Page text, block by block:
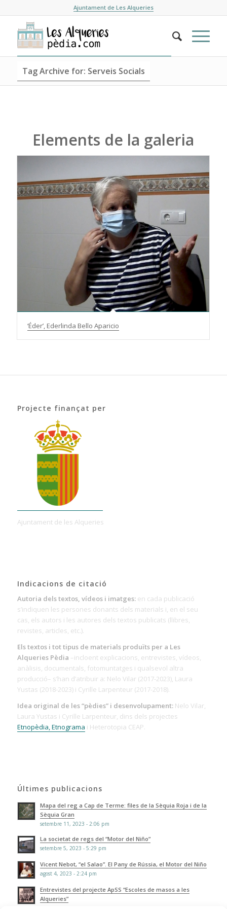
Ajuntament de Les Alqueries
Tag Archive for: Serveis Socials
Elements de la galeria
‘Éder’, Ederlinda Bello Aparicio
Projecte finançat per
Ajuntament de les Alqueries
Indicacions de citació
Autoria dels textos, vídeos i imatges:en cada publicació
s’indiquen les persones donants dels materials i, en el seu
cas, els autors i les autores dels textos publicats (llibres,
revistes, articles, etc.).
Els textos i tot tipus de materials produïts per a Les
Alqueries Pèdia –incloent explicacions, entrevistes, vídeos,
anàlisis, documentals, fotomuntatges i qualsevol altra
producció– s’han d’atribuir a: Nelo Vilar (2017-2023), Laura
Yustas (2018-2023) i Cyrille Larpenteur (2017-2018).
Idea original de les “pèdies” i desenvolupament:Nelo Vilar,
Laura Yustas i Cyrille Larpenteur, dins dels projectes
Etnopèdia, Etnograma i Heterotopia CEAP.
Últimes publicacions
Mapa del reg a Cap de Terme: files de la Sèquia Roja i de la
Sèquia Gran
setembre 11, 2023 - 2:06 pm
La societat de regs del “Motor del Niño”
setembre 5, 2023 - 5:29 pm
Vicent Nebot, “el Salao”. El Pany de Rússia, el Motor del Niño
agost 4, 2023 - 2:24 pm
Entrevistes del projecte ApSS “Escoles de masos a les
Alqueries”